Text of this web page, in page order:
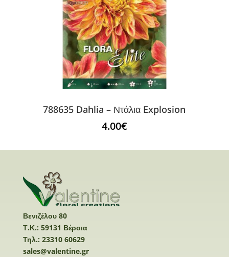
788635 Dahlia – Ντάλια Explosion
4.00€
Βενιζέλου 80
Τ.Κ.: 59131 Βέροια
Τηλ.: 23310 60629
sales@valentine.gr